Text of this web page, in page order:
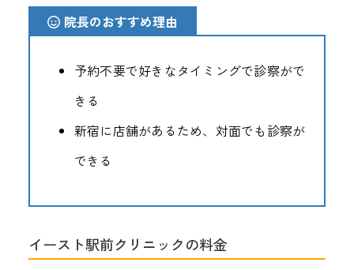
院長のおすすめ理由
予約不要で好きなタイミングで診察がで
きる
新宿に店舗があるため、対面でも診察が
できる
イースト駅前クリニックの料金